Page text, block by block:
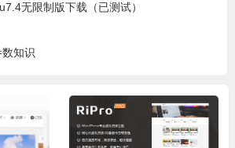
无限制版下载（已测试）
知识